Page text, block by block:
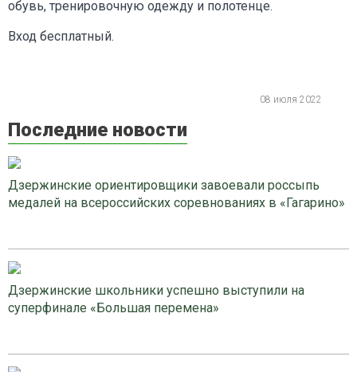
обувь, тренировочную одежду и полотенце.
Вход бесплатный.
08 июля 2022
Последние новости
Дзержинские ориентировщики завоевали россыпь
медалей на всероссийских соревнованиях в «Гагарино»
Дзержинские школьники успешно выступили на
суперфинале «Большая перемена»